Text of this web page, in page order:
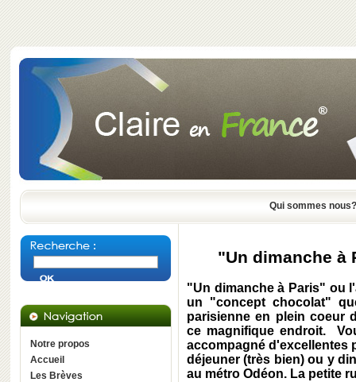
Qui sommes nous?
Notre propos
Accueil
Les Brèves
"Un dimanche à
"Un dimanche à Paris" ou
un "concept chocolat"
parisienne en plein coeur
ce magnifique endroit.
accompagné d'excellentes
déjeuner (très bien) ou y
au métro Odéon. La petite